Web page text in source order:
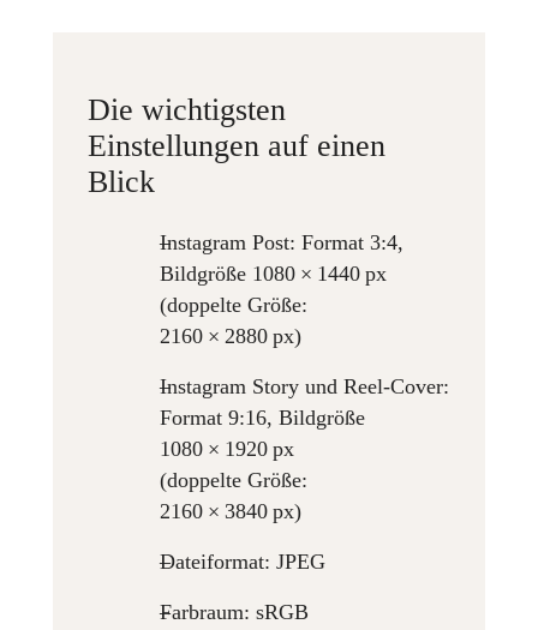
Die wichtigsten
Einstellungen auf einen
Blick
Instagram Post: Format 3:4,
Bildgröße 1080 × 1440 px
(doppelte Größe:
2160 × 2880 px)
Instagram Story und Reel-Cover:
Format 9:16, Bildgröße
1080 × 1920 px
(doppelte Größe:
2160 × 3840 px)
Dateiformat: JPEG
Farbraum: sRGB